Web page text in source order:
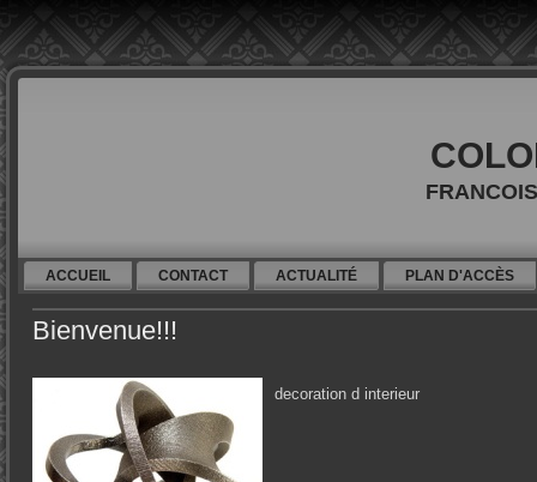
ACCUEIL CONTACT ACTUALITÉ PLAN D'ACCÈS
Bienvenue!!!
decoration d interieur